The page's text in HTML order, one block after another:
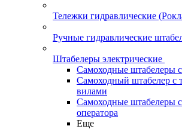
Тележки гидравлические
Ручные гидравлические
Штабелеры электрические
Самоходные штабелеры
Самоходный штабелер с
вилами
Самоходные штабелеры
оператора
Еще